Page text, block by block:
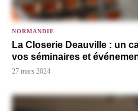
NORMANDIE
La Closerie Deauville : un
vos séminaires et
27 mars 2024